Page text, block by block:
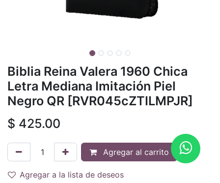
Biblia Reina Valera 1960 Chica
Letra Mediana Imitación Piel
Negro QR [RVR045cZTILMPJR]
$ 425.00
Agregar al carrito
Agregar a la lista de deseos